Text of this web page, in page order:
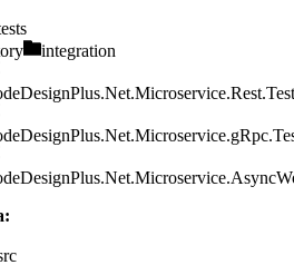
integration